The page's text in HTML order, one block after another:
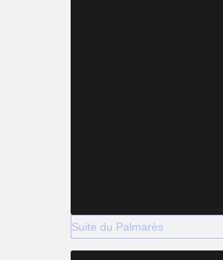
Suite du Palmarès